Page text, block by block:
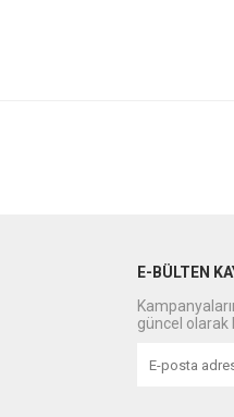
E-BÜLTEN
güncel olarak